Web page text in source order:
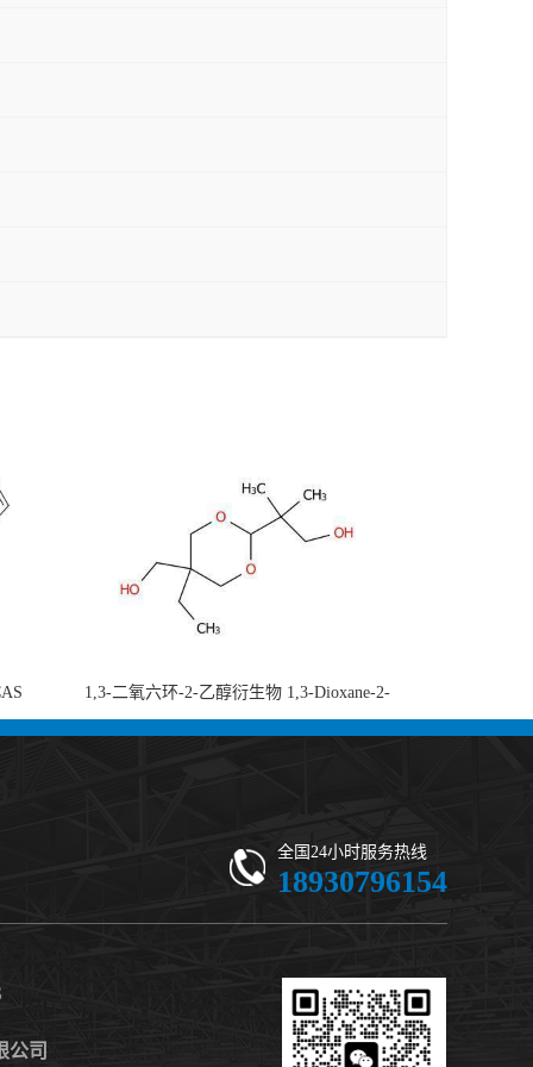
di-2-
1,3-二氧六环-2-乙醇衍生物 1,3-Dioxane-2-
ethanol, 5-ethyl-5-(hydroxymethyl)-β,β-
全国24小时服务热线
18930796154
公司